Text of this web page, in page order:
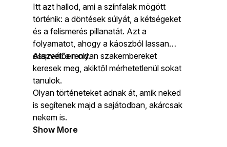
Itt azt hallod, ami a színfalak mögött
történik: a döntések súlyát, a kétségeket
és a felismerés pillanatát. Azt a
folyamatot, ahogy a káoszból lassan
összeáll a rend.
Alapvetően olyan szakembereket
keresek meg, akiktől mérhetetlenül sokat
tanulok.
Olyan történeteket adnak át, amik neked
is segítenek majd a sajátodban, akárcsak
nekem is.
Show More